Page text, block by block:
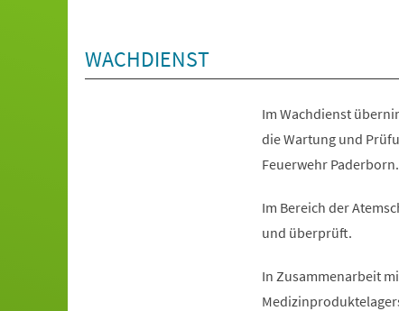
WACHDIENST
Im Wachdienst
die Wartung und
Feuerwehr Paderborn.
Im Bereich der
und überprüft.
In Zusammenarbeit